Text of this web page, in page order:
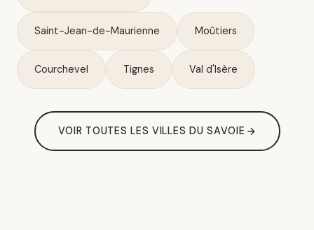
Saint-Jean-de-Maurienne Moûtiers
Courchevel Tignes Val d'Isère
VOIR TOUTES LES VILLES DU SAVOIE